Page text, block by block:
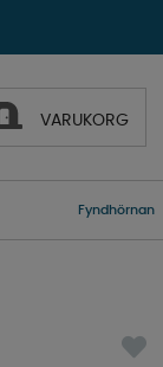
VARUKORG
Fyndhörnan